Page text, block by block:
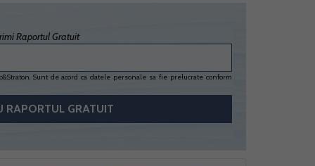
Raportul Gratuit
Sunt de acord ca datele personale sa fie prelucrate conform